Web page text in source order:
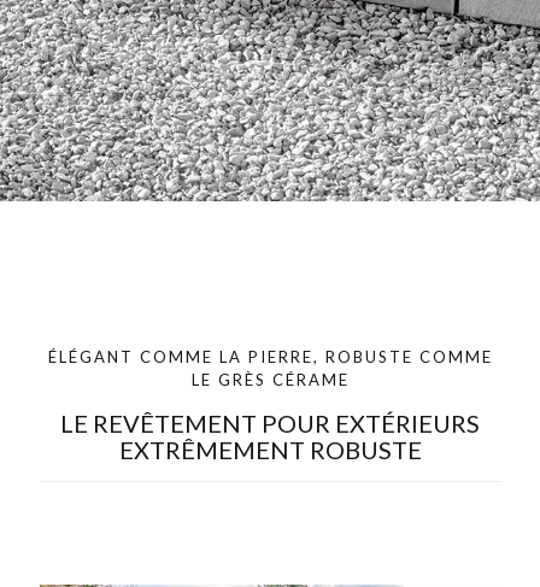
ÉLÉGANT COMME LA PIERRE, ROBUSTE COMME
LE GRÈS CÉRAME
LE REVÊTEMENT POUR EXTÉRIEURS
EXTRÊMEMENT ROBUSTE